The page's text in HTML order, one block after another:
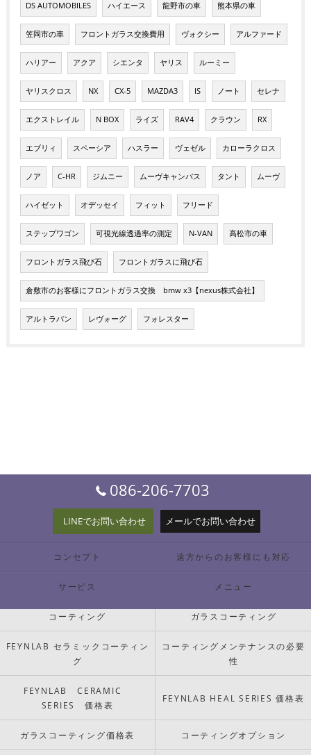
DS AUTOMOBILES ハイエース 龍野市の車 熊本県の車
笠岡市の車 フロントガラス交換費用 ヴォクシー アルファード
ハリアー アクア シエンタ ヤリス ルーミー
ヤリスクロス NX CX-5 MAZDA3 IS ノート セレナ
エクストレイル N BOX ライズ RAV4 クラウン RX
エブリィ スペーシア ハスラー ヴェゼル カローラクロス
ノア C-HR ジムニー ムーヴキャンバス タント ムーヴ
ハイゼット オデッセイ フィット フリード
ステップワゴン 可視光線透過率の測定 N-VAN 高松市の車
フロントガラス飛び石 フロントガラスに飛び石
倉敷市のお客様にフロントガラス交換 bmw x3【nexus株式会社】
アルトラパン レヴォーグ フォレスター
086-206-7703
LINEでお問い合わせ メールでお問い合わせ
コンセプト 遠方からのお客様にも対応
サービス メニュー
コーティング ガラスコーティング
FEYNLAB セラミックコーティン
グ
コーティングメンテナンスの必要
性
FEYNLAB CERAMIC
SERIES 価格表
FEYNLAB HEAL SERIES 価格表
ガラスコーティング価格表 コーティングオプション